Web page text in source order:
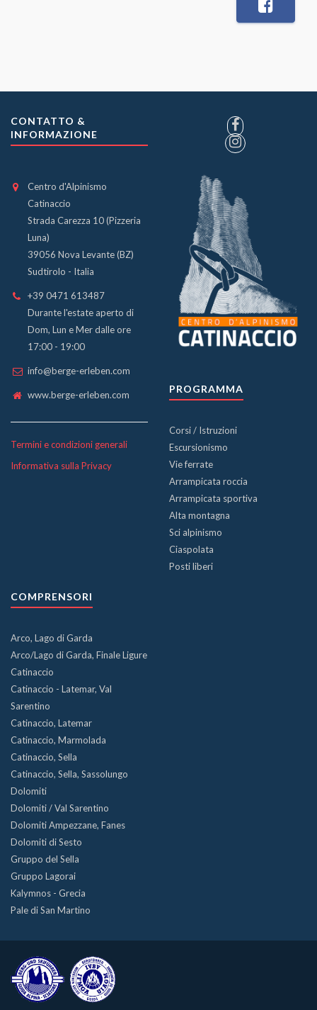
CONTATTO &
INFORMAZIONE
Centro d'Alpinismo
Catinaccio
Strada Carezza 10 (Pizzeria
Luna)
39056 Nova Levante (BZ)
Sudtirolo - Italia
+39 0471 613487
Durante l'estate aperto di
Dom, Lun e Mer dalle ore
17:00 - 19:00
info@berge-erleben.com
www.berge-erleben.com
Termini e condizioni generali
Informativa sulla Privacy
PROGRAMMA
Corsi / Istruzioni
Escursionismo
Vie ferrate
Arrampicata roccia
Arrampicata sportiva
Alta montagna
Sci alpinismo
Ciaspolata
Posti liberi
COMPRENSORI
Arco, Lago di Garda
Arco/Lago di Garda, Finale Ligure
Catinaccio
Catinaccio - Latemar, Val
Sarentino
Catinaccio, Latemar
Catinaccio, Marmolada
Catinaccio, Sella
Catinaccio, Sella, Sassolungo
Dolomiti
Dolomiti / Val Sarentino
Dolomiti Ampezzane, Fanes
Dolomiti di Sesto
Gruppo del Sella
Gruppo Lagorai
Kalymnos - Grecia
Pale di San Martino